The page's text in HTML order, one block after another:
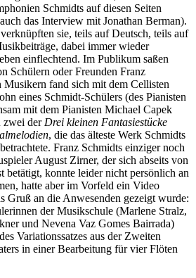
Schmidts auf diesen Seiten
das Interview mit Jonathan Berman).
sie, teils auf Deutsch, teils auf
dabei immer wieder
einflechtend. Im Publikum saßen
Schülern oder Freunden Franz
Musikern fand sich mit dem Cellisten
eines Schmidt-Schülers (des Pianisten
mit dem Pianisten Michael Capek
zwei der Drei kleinen Fantasiestücke
, die das älteste Werk Schmidts
Franz Schmidts einziger noch
August Zirner, der sich abseits von
betätigt, konnte leider nicht persönlich an
hatte aber im Vorfeld ein Video
Gruß an die Anwesenden gezeigt wurde:
der Musikschule (Marlene Stralz,
und Nevena Vaz Gomes Bairrada)
Variationssatzes aus der Zweiten
in einer Bearbeitung für vier Flöten